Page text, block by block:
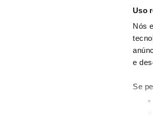
Uso
Nós
e
Se